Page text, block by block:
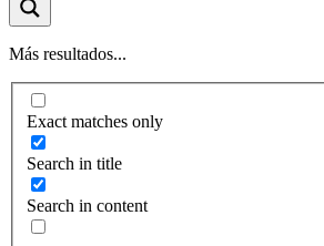
Más resultados...
Exact matches only
Search in title
Search in content